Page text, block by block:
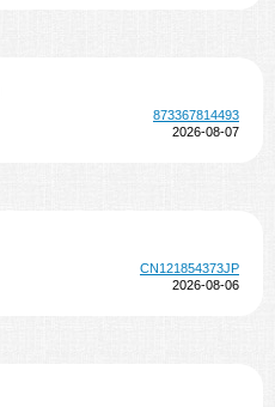
873367814493
2026-08-07
CN121854373JP
2026-08-06